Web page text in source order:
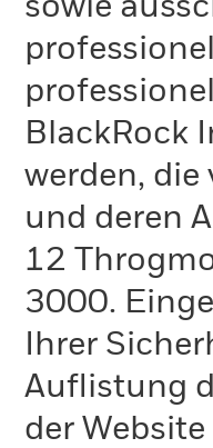
sowie
BlackRock
werden,
und deren
12
3000.
Ihrer
Auflistung
der